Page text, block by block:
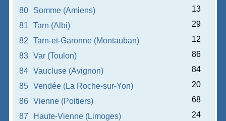
80
Somme (Amiens)
13
81
Tarn (Albi)
29
82
Tarn-et-Garonne (Montauban)
12
83
Var (Toulon)
86
84
Vaucluse (Avignon)
84
85
Vendée (La Roche-sur-Yon)
20
86
Vienne (Poitiers)
68
87
Haute-Vienne (Limoges)
24